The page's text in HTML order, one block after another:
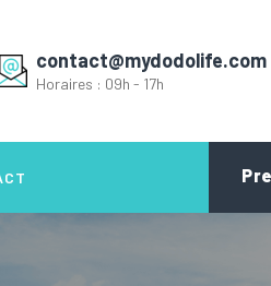
contact@mydodolife.com
Horaires : 09h - 17h